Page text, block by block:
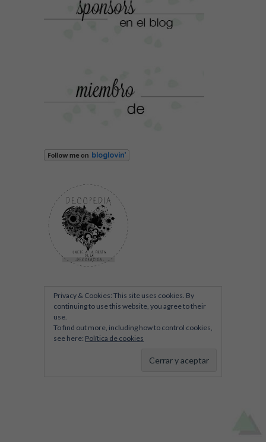
Privacy & Cookies: This site uses cookies. By
continuing to use this website, you agree to their
use.
To find out more, including how to control cookies,
see here: Política de cookies